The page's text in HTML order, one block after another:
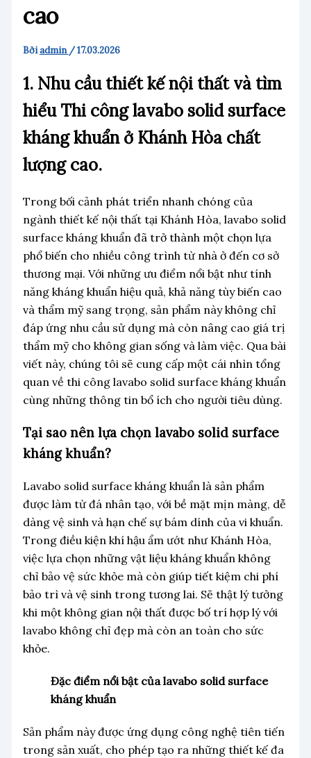
cao
Bởiadmin /17.03.2026
1. Nhu cầu thiết kế nội thất và tìm
hiểu Thi công lavabo solid surface
kháng khuẩn ở Khánh Hòa chất
lượng cao.
Trong bối cảnh phát triển nhanh chóng của
ngành thiết kế nội thất tại Khánh Hòa, lavabo solid
surface kháng khuẩn đã trở thành một chọn lựa
phổ biến cho nhiều công trình từ nhà ở đến cơ sở
thương mại. Với những ưu điểm nổi bật như tính
năng kháng khuẩn hiệu quả, khả năng tùy biến cao
và thẩm mỹ sang trọng, sản phẩm này không chỉ
đáp ứng nhu cầu sử dụng mà còn nâng cao giá trị
thẩm mỹ cho không gian sống và làm việc. Qua bài
viết này, chúng tôi sẽ cung cấp một cái nhìn tổng
quan về thi công lavabo solid surface kháng khuẩn
cùng những thông tin bổ ích cho người tiêu dùng.
Tại sao nên lựa chọn lavabo solid surface
kháng khuẩn?
Lavabo solid surface kháng khuẩn là sản phẩm
được làm từ đá nhân tạo, với bề mặt mịn màng, dễ
dàng vệ sinh và hạn chế sự bám dính của vi khuẩn.
Trong điều kiện khí hậu ẩm ướt như Khánh Hòa,
việc lựa chọn những vật liệu kháng khuẩn không
chỉ bảo vệ sức khỏe mà còn giúp tiết kiệm chi phí
bảo trì và vệ sinh trong tương lai. Sẽ thật lý tưởng
khi một không gian nội thất được bố trí hợp lý với
lavabo không chỉ đẹp mà còn an toàn cho sức
khỏe.
Đặc điểm nổi bật của lavabo solid surface
kháng khuẩn
Sản phẩm này được ứng dụng công nghệ tiên tiến
trong sản xuất, cho phép tạo ra những thiết kế đa